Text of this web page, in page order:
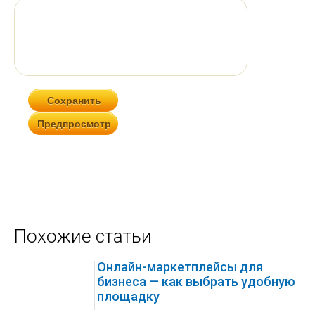
Похожие статьи
Онлайн-маркетплейсы для
бизнеса — как выбрать удобную
площадку